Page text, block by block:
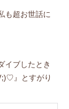
も超お世話に
イブしたとき
』とすがり